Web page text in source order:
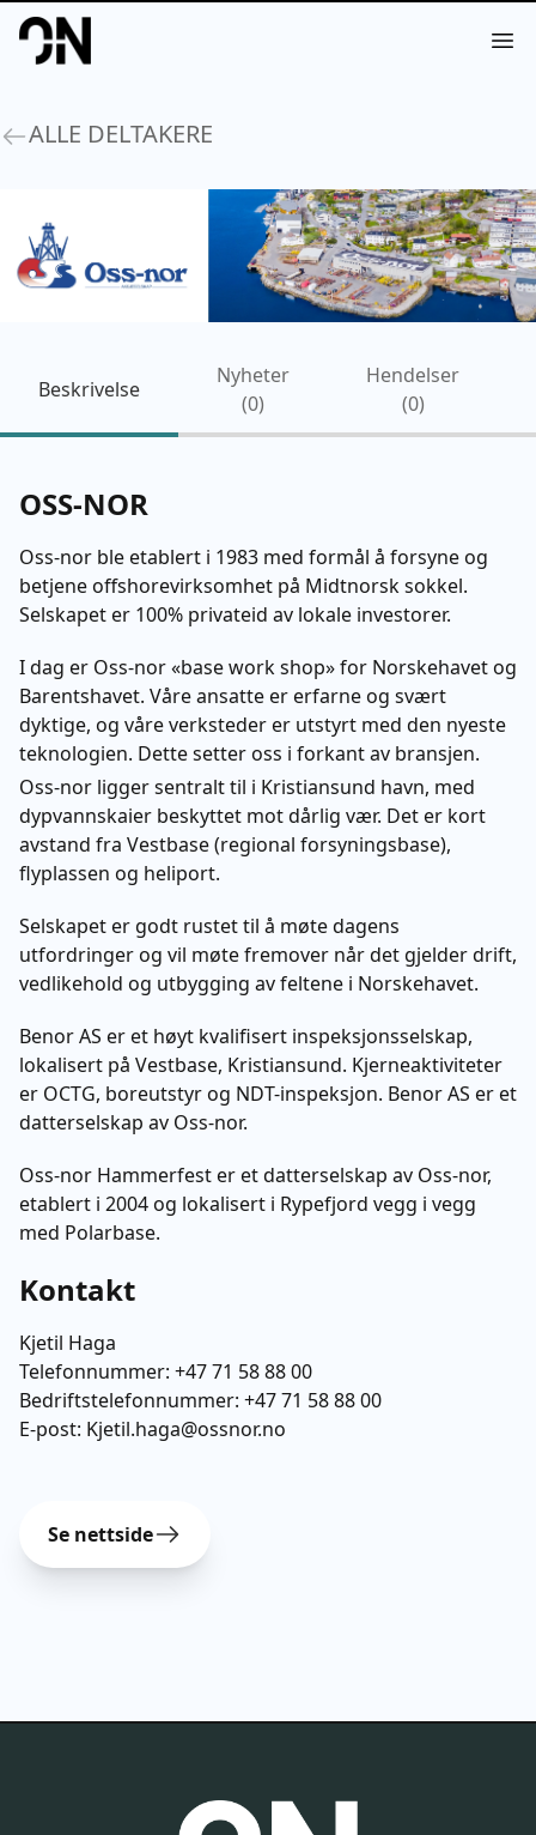
Your Company
ALLE DELTAKERE
Beskrivelse
Nyheter
(0)
Hendelser
(0)
OSS-NOR
Oss-nor ble etablert i 1983 med formål å forsyne og
betjene offshorevirksomhet på Midtnorsk sokkel.
Selskapet er 100% privateid av lokale investorer.
I dag er Oss-nor «base work shop» for Norskehavet og
Barentshavet. Våre ansatte er erfarne og svært
dyktige, og våre verksteder er utstyrt med den nyeste
teknologien. Dette setter oss i forkant av bransjen.
Oss-nor ligger sentralt til i Kristiansund havn, med
dypvannskaier beskyttet mot dårlig vær. Det er kort
avstand fra Vestbase (regional forsyningsbase),
flyplassen og heliport.
Selskapet er godt rustet til å møte dagens
utfordringer og vil møte fremover når det gjelder drift,
vedlikehold og utbygging av feltene i Norskehavet.
Benor AS er et høyt kvalifisert inspeksjonsselskap,
lokalisert på Vestbase, Kristiansund. Kjerneaktiviteter
er OCTG, boreutstyr og NDT-inspeksjon. Benor AS er et
datterselskap av Oss-nor.
Oss-nor Hammerfest er et datterselskap av Oss-nor,
etablert i 2004 og lokalisert i Rypefjord vegg i vegg
med Polarbase.
Kontakt
Kjetil Haga
Telefonnummer: +47 71 58 88 00
Bedriftstelefonnummer: +47 71 58 88 00
E-post: Kjetil.haga@ossnor.no
Se nettside